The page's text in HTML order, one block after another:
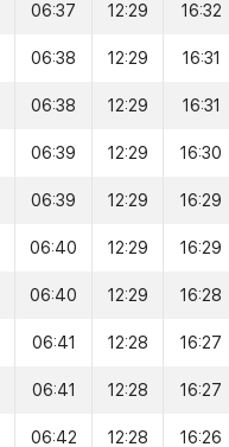
06:37 12:29 16:32
06:38 12:29 16:31
06:38 12:29 16:31
06:39 12:29 16:30
06:39 12:29 16:29
06:40 12:29 16:29
06:40 12:29 16:28
06:41 12:28 16:27
06:41 12:28 16:27
06:42 12:28 16:26